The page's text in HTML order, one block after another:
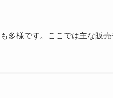
多様です。ここでは主な販